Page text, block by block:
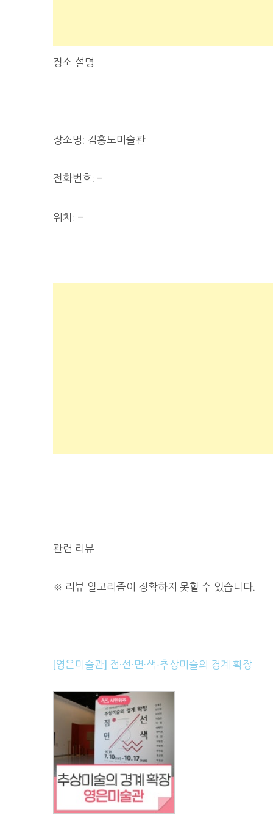
장소 설명
장소명: 김홍도미술관
전화번호: –
위치: –
관련 리뷰
※ 리뷰 알고리즘이 정확하지 못할 수 있습니다.
[영은미술관] 점·선·면·색-추상미술의 경계 확장